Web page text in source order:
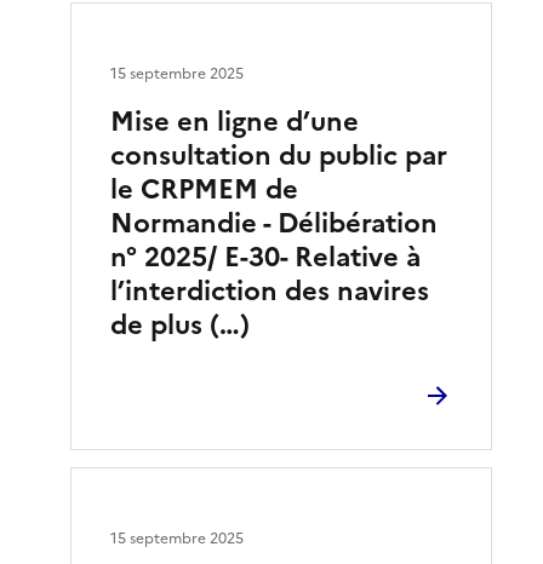
Mise en ligne d’une
consultation du public par
le CRPMEM de
Normandie - Délibération
n° 2025/ E-30- Relative à
l’interdiction des navires
de plus (…)
15 septembre 2025
15 septembre 2025